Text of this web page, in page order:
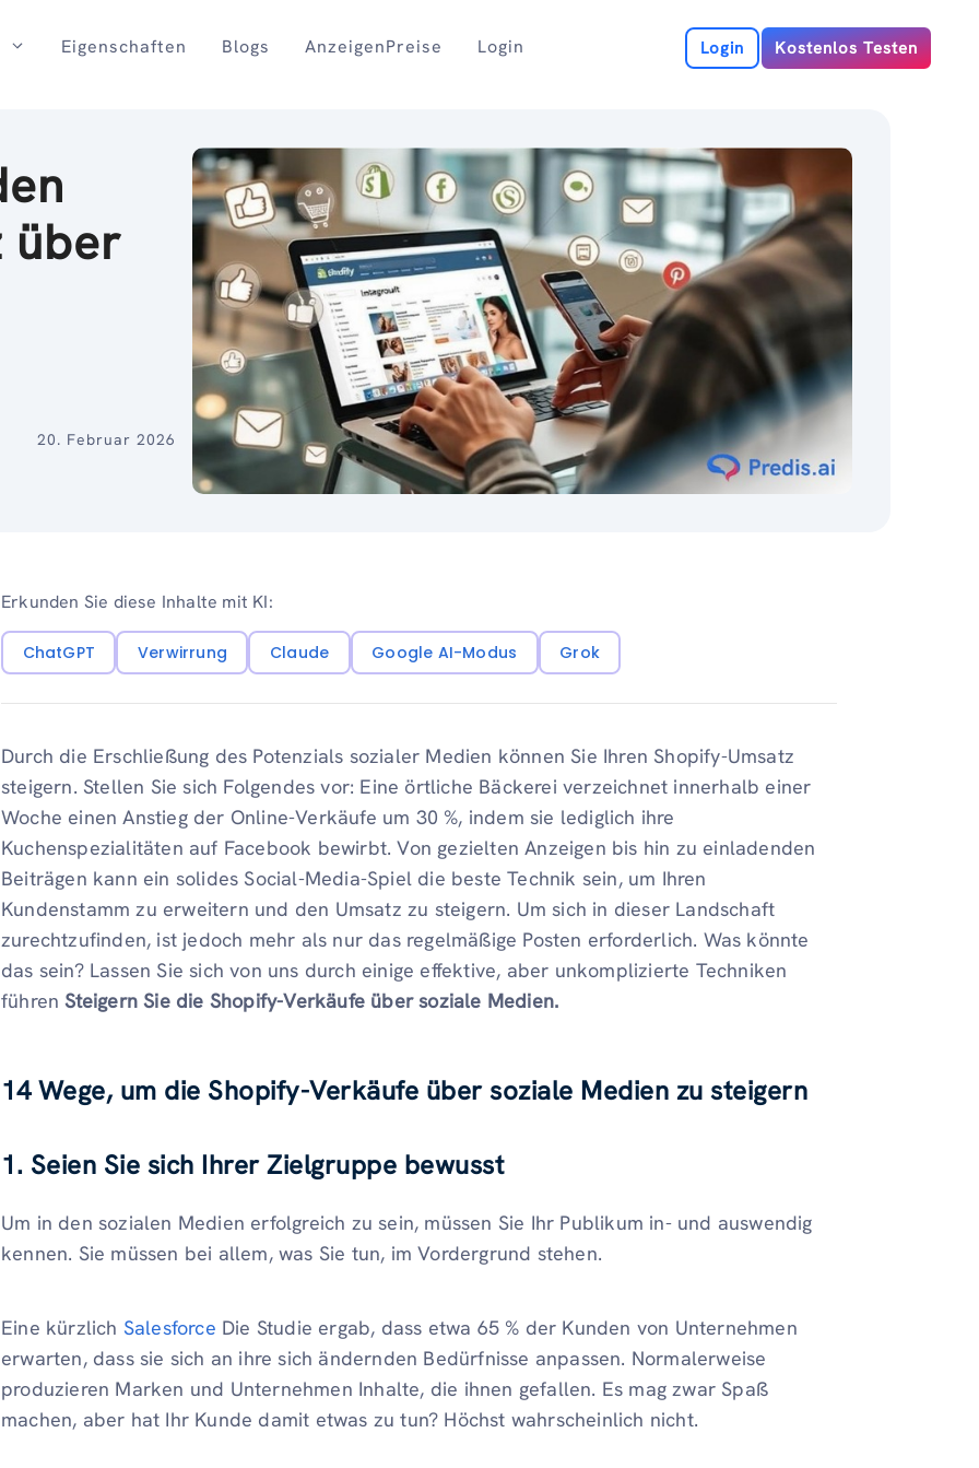
Eigenschaften Blogs AnzeigenPreise Login Login Kostenlos Testen
über
20. Februar 2026
Erkunden Sie diese Inhalte mit KI:
ChatGPT Verwirrung Claude Google AI-Modus Grok
Durch die Erschließung des Potenzials sozialer Medien können Sie Ihren Shopify-Umsatz
steigern. Stellen Sie sich Folgendes vor: Eine örtliche Bäckerei verzeichnet innerhalb einer
Woche einen Anstieg der Online-Verkäufe um 30 %, indem sie lediglich ihre
Kuchenspezialitäten auf Facebook bewirbt. Von gezielten Anzeigen bis hin zu einladenden
Beiträgen kann ein solides Social-Media-Spiel die beste Technik sein, um Ihren
Kundenstamm zu erweitern und den Umsatz zu steigern. Um sich in dieser Landschaft
zurechtzufinden, ist jedoch mehr als nur das regelmäßige Posten erforderlich. Was könnte
das sein? Lassen Sie sich von uns durch einige effektive, aber unkomplizierte Techniken
führenSteigern Sie die Shopify-Verkäufe über soziale Medien.
14 Wege, um die Shopify-Verkäufe über soziale Medien zu steigern
1. Seien Sie sich Ihrer Zielgruppe bewusst
Um in den sozialen Medien erfolgreich zu sein, müssen Sie Ihr Publikum in- und auswendig
kennen. Sie müssen bei allem, was Sie tun, im Vordergrund stehen.
Eine kürzlich Salesforce Die Studie ergab, dass etwa 65 % der Kunden von Unternehmen
erwarten, dass sie sich an ihre sich ändernden Bedürfnisse anpassen. Normalerweise
produzieren Marken und Unternehmen Inhalte, die ihnen gefallen. Es mag zwar Spaß
machen, aber hat Ihr Kunde damit etwas zu tun? Höchst wahrscheinlich nicht.